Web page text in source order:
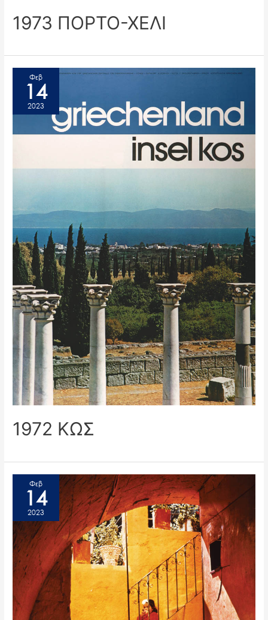
1973 ΠΟΡΤΟ-ΧΕΛΙ
Φεβ
14
2023
1972 ΚΩΣ
Φεβ
14
2023